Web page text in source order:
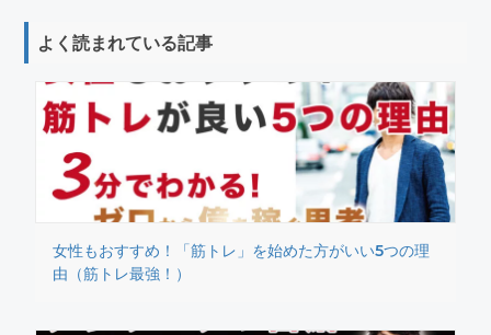
よく読まれている記事
女性もおすすめ！「筋トレ」を始めた方がいい5つの理
由（筋トレ最強！）